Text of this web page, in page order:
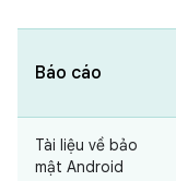
Báo cáo
Tài liệu về bảo
mật Android